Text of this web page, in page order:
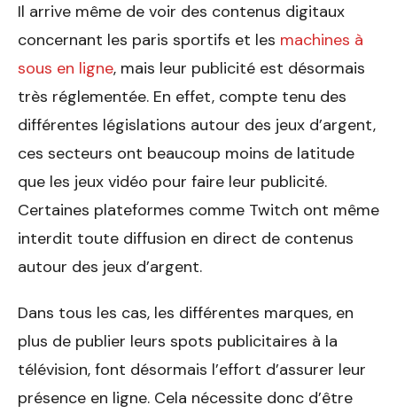
Il arrive même de voir des contenus digitaux
concernant les paris sportifs et les machines à
sous en ligne, mais leur publicité est désormais
très réglementée. En effet, compte tenu des
différentes législations autour des jeux d’argent,
ces secteurs ont beaucoup moins de latitude
que les jeux vidéo pour faire leur publicité.
Certaines plateformes comme Twitch ont même
interdit toute diffusion en direct de contenus
autour des jeux d’argent.
Dans tous les cas, les différentes marques, en
plus de publier leurs spots publicitaires à la
télévision, font désormais l’effort d’assurer leur
présence en ligne. Cela nécessite donc d’être